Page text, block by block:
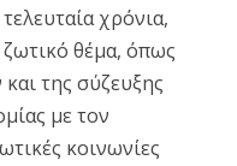
χρόνια,
ζωτικό θέμα, όπως
της σύζευξης
με τον
κοινωνίες